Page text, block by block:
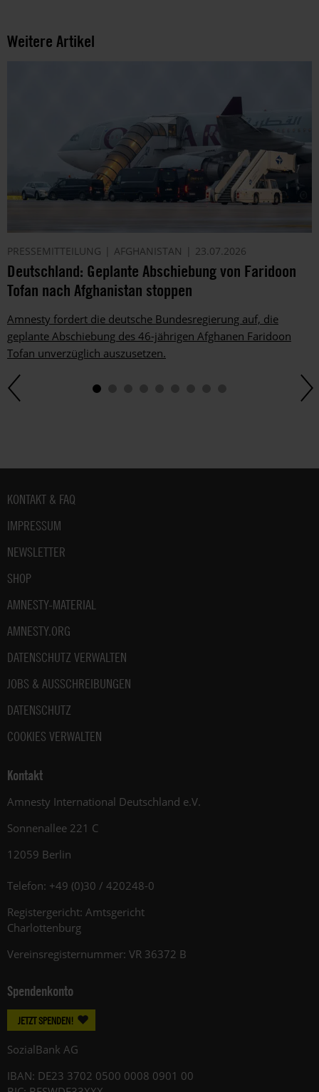
Weitere Artikel
PRESSEMITTEILUNG AFGHANISTAN 23.07.2026
Deutschland: Geplante Abschiebung von Faridoon
Tofan nach Afghanistan stoppen
Amnesty fordert die deutsche Bundesregierung auf, die
geplante Abschiebung des 46-jährigen Afghanen Faridoon
Tofan unverzüglich auszusetzen.
Fußbereich
KONTAKT & FAQ
IMPRESSUM
NEWSLETTER
SHOP
AMNESTY-MATERIAL
AMNESTY.ORG
DATENSCHUTZ VERWALTEN
JOBS & AUSSCHREIBUNGEN
DATENSCHUTZ
COOKIES VERWALTEN
Kontakt
Amnesty International Deutschland e.V.
Sonnenallee 221 C
12059 Berlin
Telefon: +49 (0)30 / 420248-0
Registergericht: Amtsgericht
Charlottenburg
Vereinsregisternummer: VR 36372 B
Spendenkonto
JETZT SPENDEN!
SozialBank AG
IBAN: DE23 3702 0500 0008 0901 00